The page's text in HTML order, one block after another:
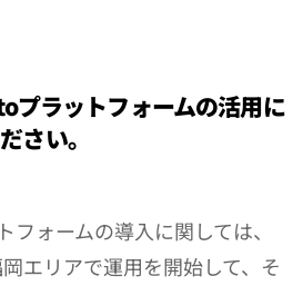
プラットフォームの活用に
さい。
ォームの導入に関しては、
エリアで運用を開始して、そ